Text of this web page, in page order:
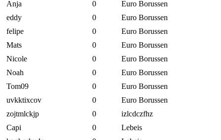
Anja
0
Euro Borussen
eddy
0
Euro Borussen
felipe
0
Euro Borussen
Mats
0
Euro Borussen
Nicole
0
Euro Borussen
Noah
0
Euro Borussen
Tom09
0
Euro Borussen
uvkktixcov
0
Euro Borussen
zojtmlckjp
0
izlcdczfhz
Capi
0
Lebeis